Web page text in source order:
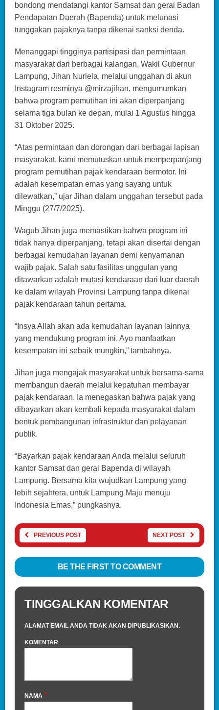
bondong mendatangi kantor Samsat dan gerai Badan
Pendapatan Daerah (Bapenda) untuk melunasi
tunggakan pajaknya tanpa dikenai sanksi denda.
Menanggapi tingginya partisipasi dan permintaan
masyarakat dari berbagai kalangan, Wakil Gubernur
Lampung, Jihan Nurlela, melalui unggahan di akun
Instagram resminya @mirzajihan, mengumumkan
bahwa program pemutihan ini akan diperpanjang
selama tiga bulan ke depan, mulai 1 Agustus hingga
31 Oktober 2025.
“Atas permintaan dan dorongan dari berbagai lapisan
masyarakat, kami memutuskan untuk memperpanjang
program pemutihan pajak kendaraan bermotor. Ini
adalah kesempatan emas yang sayang untuk
dilewatkan,” ujar Jihan dalam unggahan tersebut pada
Minggu (27/7/2025).
Wagub Jihan juga memastikan bahwa program ini
tidak hanya diperpanjang, tetapi akan disertai dengan
berbagai kemudahan layanan demi kenyamanan
wajib pajak. Salah satu fasilitas unggulan yang
ditawarkan adalah mutasi kendaraan dari luar daerah
ke dalam wilayah Provinsi Lampung tanpa dikenai
pajak kendaraan tahun pertama.
“Insya Allah akan ada kemudahan layanan lainnya
yang mendukung program ini. Ayo manfaatkan
kesempatan ini sebaik mungkin,” tambahnya.
Jihan juga mengajak masyarakat untuk bersama-sama
membangun daerah melalui kepatuhan membayar
pajak kendaraan. Ia menegaskan bahwa pajak yang
dibayarkan akan kembali kepada masyarakat dalam
bentuk pembangunan infrastruktur dan pelayanan
publik.
“Bayarkan pajak kendaraan Anda melalui seluruh
kantor Samsat dan gerai Bapenda di wilayah
Lampung. Bersama kita wujudkan Lampung yang
lebih sejahtera, untuk Lampung Maju menuju
Indonesia Emas,” pungkasnya.
PREVIOUS POST NEXT POST
BE THE FIRST TO COMMENT
TINGGALKAN KOMENTAR
ALAMAT EMAIL ANDA TIDAK AKAN DIPUBLIKASIKAN.
KOMENTAR
NAMA *